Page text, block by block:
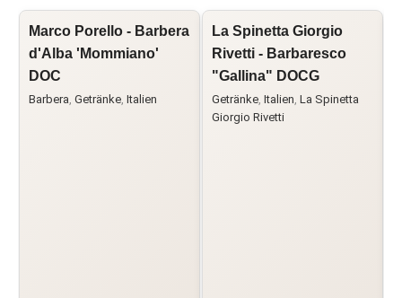
Marco Porello - Barbera
d'Alba 'Mommiano'
DOC
Barbera Getränke Italien
La Spinetta Giorgio
Rivetti - Barbaresco
"Gallina" DOCG
Getränke Italien La Spinetta
Giorgio Rivetti